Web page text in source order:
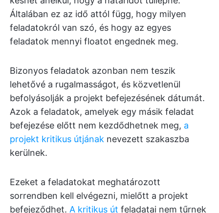
Általában ez az idő attól függ, hogy milyen
feladatokról van szó, és hogy az egyes
feladatok mennyi floatot engednek meg.
Bizonyos feladatok azonban nem teszik
lehetővé a rugalmasságot, és közvetlenül
befolyásolják a projekt befejezésének dátumát.
Azok a feladatok, amelyek egy másik feladat
befejezése előtt nem kezdődhetnek meg, a
projekt kritikus útjának nevezett szakaszba
kerülnek.
Ezeket a feladatokat meghatározott
sorrendben kell elvégezni, mielőtt a projekt
befejeződhet. A kritikus út feladatai nem tűrnek